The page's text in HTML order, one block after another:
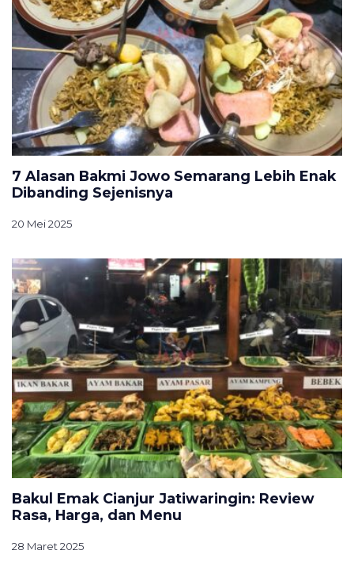
7 Alasan Bakmi Jowo Semarang Lebih Enak
Dibanding Sejenisnya
20 Mei 2025
Bakul Emak Cianjur Jatiwaringin: Review
Rasa, Harga, dan Menu
28 Maret 2025